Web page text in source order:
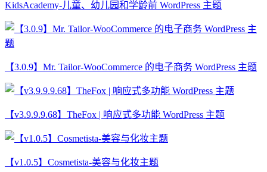
KidsAcademy-儿童、幼儿园和学龄前 WordPress 主题
【3.0.9】Mr. Tailor-WooCommerce 的电子商务 WordPress 主题
【v3.9.9.9.68】TheFox | 响应式多功能 WordPress 主题
【v1.0.5】Cosmetista-美容与化妆主题